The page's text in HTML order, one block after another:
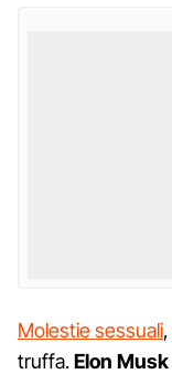
Molestie sessuali,
truffa.Elon Musk